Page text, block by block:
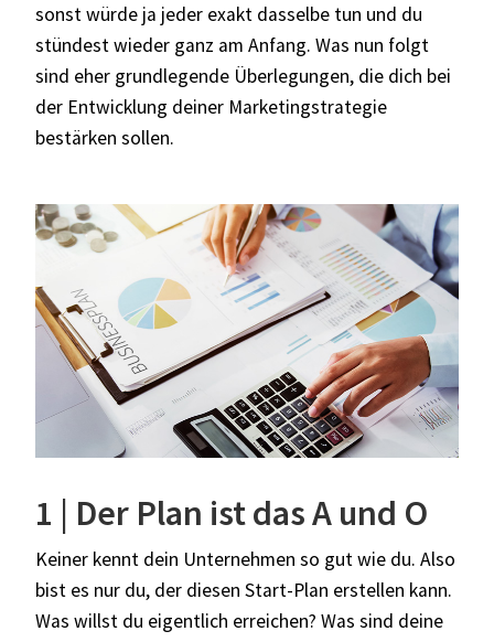
sonst würde ja jeder exakt dasselbe tun und du
stündest wieder ganz am Anfang. Was nun folgt
sind eher grundlegende Überlegungen, die dich bei
der Entwicklung deiner Marketingstrategie
bestärken sollen.
1 | Der Plan ist das A und O
Keiner kennt dein Unternehmen so gut wie du. Also
bist es nur du, der diesen Start-Plan erstellen kann.
Was willst du eigentlich erreichen? Was sind deine